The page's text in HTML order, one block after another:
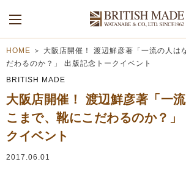
ALL MEN
HOME ＞ 大阪店開催！ 渡辺鮮彦著「一流の人は
だわるのか？」 出版記念トークイベント
BRITISH MADE
大阪店開催！ 渡辺鮮彦著「一
こまで、靴にこだわるのか？」
クイベント
2017.06.01